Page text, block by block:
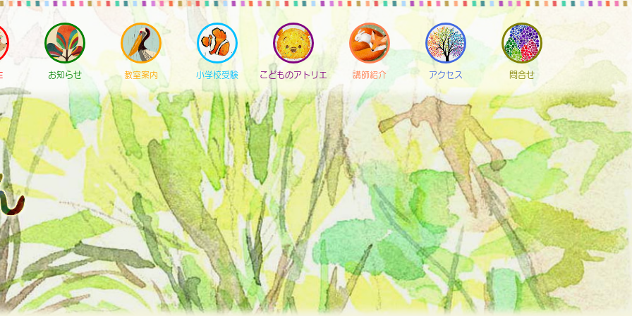
お知らせ 教室案内 小学校受験 こどものアトリエ 講師紹介 アクセス 問合せ